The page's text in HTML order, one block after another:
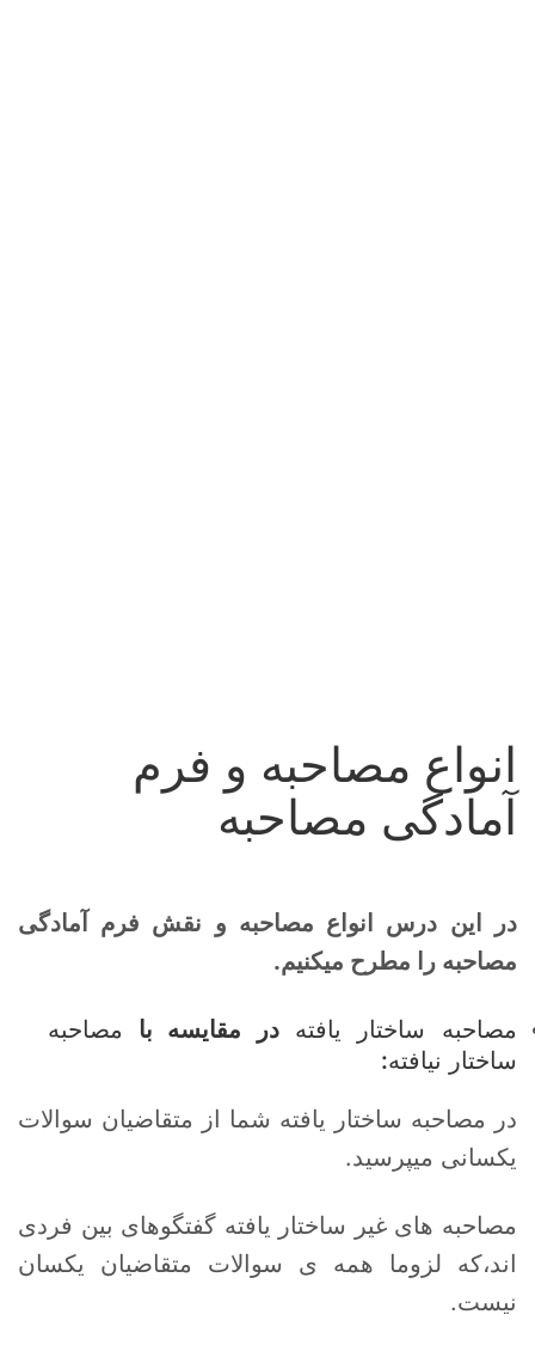
انواع مصاحبه و فرم
آمادگی مصاحبه
در این درس انواع مصاحبه و نقش فرم آمادگی
مصاحبه را مطرح میکنیم.
مصاحبه ساختار یافته در مقایسه با مصاحبه
ساختار نیافته:
در مصاحبه ساختار یافته شما از متقاضیان سوالات
یکسانی میپرسید.
مصاحبه های غیر ساختار یافته گفتگوهای بین فردی
اند،که لزوما همه ی سوالات متقاضیان یکسان
نیست.